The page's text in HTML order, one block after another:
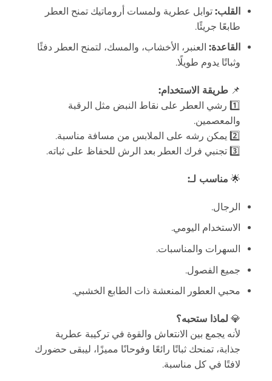
القلب:توابل عطرية ولمسات أروماتيك تمنح العطر
طابعًا جريئًا.
القاعدة:العنبر، الأخشاب، والمسك، لتمنح العطر دفئًا
وثباتًا يدوم طويلًا.
📌 طريقة الاستخدام:
1️⃣ رشي العطر على نقاط النبض مثل الرقبة
والمعصمين.
2️⃣ يمكن رشه على الملابس من مسافة مناسبة.
3️⃣ تجنبي فرك العطر بعد الرش للحفاظ على ثباته.
🌟 مناسب لـ:
الرجال.
الاستخدام اليومي.
السهرات والمناسبات.
جميع الفصول.
محبي العطور المنعشة ذات الطابع الخشبي.
💎 لماذا ستحبه؟
لأنه يجمع بين الانتعاش والقوة في تركيبة عطرية
جذابة، تمنحك ثباتًا رائعًا وفوحانًا مميزًا، ليبقى حضورك
لافتًا في كل مناسبة.